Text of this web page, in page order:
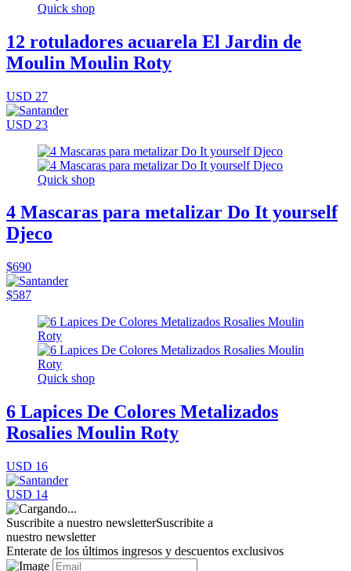
Quick shop
12 rotuladores acuarela El Jardin de
Moulin Moulin Roty
USD 27
USD 23
Quick shop
4 Mascaras para metalizar Do It yourself
Djeco
$690
$587
Quick shop
6 Lapices De Colores Metalizados
Rosalies Moulin Roty
USD 16
USD 14
Suscribite a nuestro newsletterSuscribite a
nuestro newsletter
Enterate de los últimos ingresos y descuentos exclusivos